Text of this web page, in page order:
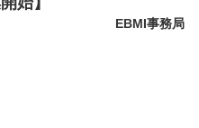
EBMI事務局